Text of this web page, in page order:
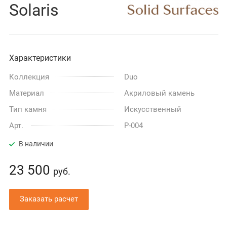
Solaris
Характеристики
Коллекция
Duo
Материал
Акриловый камень
Тип камня
Искусственный
Арт.
P-004
В наличии
23 500 руб.
Заказать расчет